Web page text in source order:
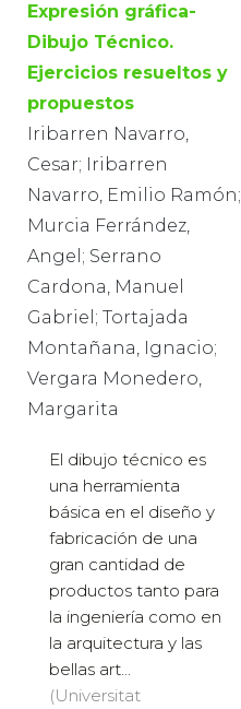
Expresión gráfica-
Dibujo Técnico.
Ejercicios resueltos y
propuestos
Iribarren Navarro,
Cesar; Iribarren
Navarro, Emilio Ramón;
Murcia Ferrández,
Angel; Serrano
Cardona, Manuel
Gabriel; Tortajada
Montañana, Ignacio;
Vergara Monedero,
Margarita
El dibujo técnico es
una herramienta
básica en el diseño y
fabricación de una
gran cantidad de
productos tanto para
la ingeniería como en
la arquitectura y las
bellas art...
(Universitat